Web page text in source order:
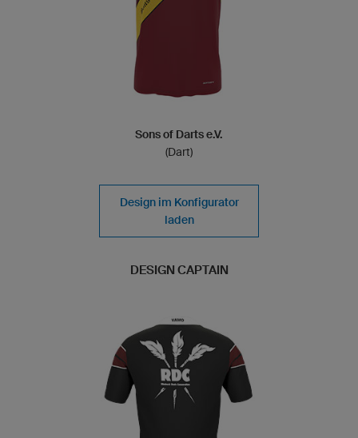
Sons of Darts e.V.
(Dart)
Design im Konfigurator
laden
DESIGN CAPTAIN